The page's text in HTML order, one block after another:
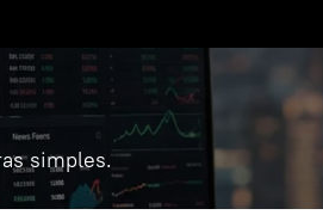
simples.